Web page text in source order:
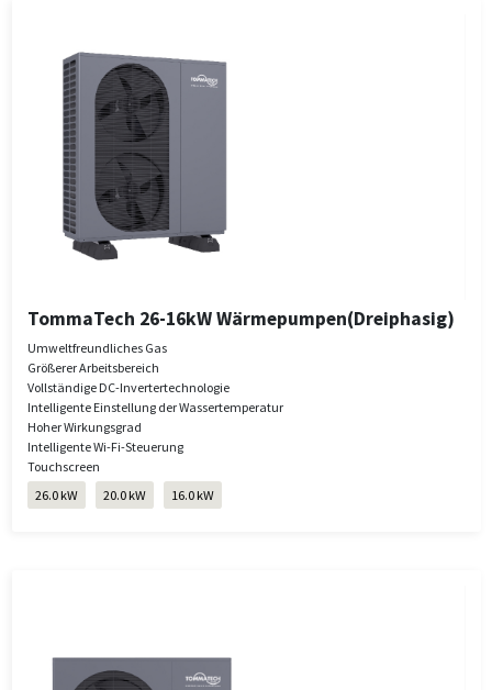
TommaTech 26-16kW Wärmepumpen(Dreiphasig)
Umweltfreundliches Gas
Größerer Arbeitsbereich
Vollständige DC-Invertertechnologie
Intelligente Einstellung der Wassertemperatur
Hoher Wirkungsgrad
Intelligente Wi-Fi-Steuerung
Touchscreen
26.0 kW
20.0 kW 16.0 kW